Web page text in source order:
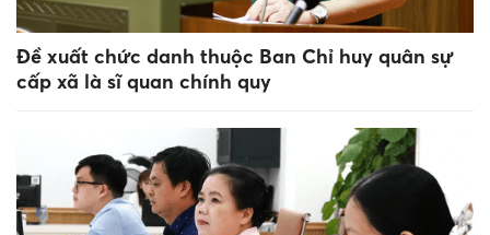
Đề xuất chức danh thuộc Ban Chỉ huy quân sự
cấp xã là sĩ quan chính quy